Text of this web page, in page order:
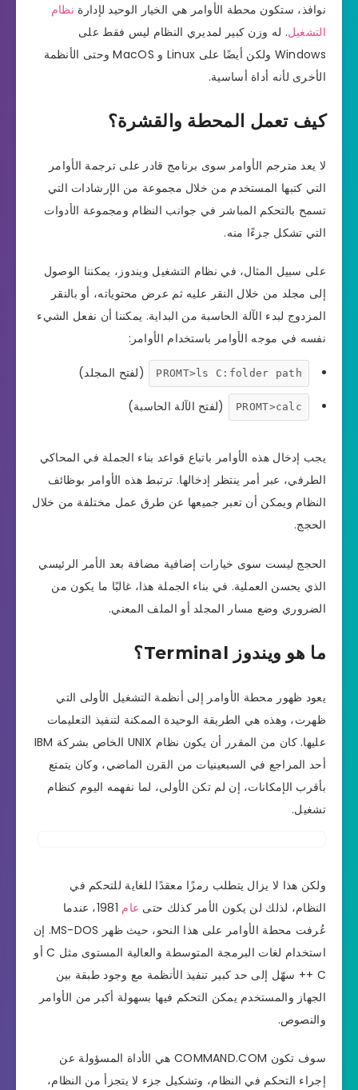
نوافذ، ستكون محطة الأوامر هي الخيار الوحيد لإدارة نظام
التشغيل. له وزن كبير لمديري النظام ليس فقط على
Windows ولكن أيضًا على Linux و MacOS وحتى الأنظمة
الأخرى لأنه أداة أساسية.
كيف تعمل المحطة والقشرة؟
لا يعد مترجم الأوامر سوى برنامج قادر على ترجمة الأوامر
التي كتبها المستخدم من خلال مجموعة من الإرشادات التي
تسمح بالتحكم المباشر في جوانب النظام ومجموعة الأدوات
التي تشكل جزءًا منه.
على سبيل المثال، في نظام التشغيل ويندوز، يمكننا الوصول
إلى مجلد من خلال النقر عليه ثم عرض محتوياته، أو بالنقر
المزدوج لبدء الآلة الحاسبة من البداية. يمكننا أن نفعل الشيء
نفسه في موجه الأوامر باستخدام الأوامر:
PROMT>ls C:folder path (لفتح المجلد)
PROMT>calc (لفتح الآلة الحاسبة)
يجب إدخال هذه الأوامر باتباع قواعد بناء الجملة في المحاكي
الطرفي، عبر أمر ينتظر إدخالها. ترتبط هذه الأوامر بوظائف
النظام ويمكن أن تعبر جميعها عن طرق عمل مختلفة من خلال
الحجج.
الحجج ليست سوى خيارات إضافية مضافة بعد الأمر الرئيسي
الذي يحسن العملية. في بناء الجملة هذا، غالبًا ما يكون من
الضروري وضع مسار المجلد أو الملف المعني.
ما هو ويندوز Terminal؟
يعود ظهور محطة الأوامر إلى أنظمة التشغيل الأولى التي
ظهرت، وهذه هي الطريقة الوحيدة الممكنة لتنفيذ التعليمات
عليها. كان من المقرر أن يكون نظام UNIX الخاص بشركة IBM
أحد المراجع في السبعينيات من القرن الماضي، وكان يتمتع
بأقرب الإمكانات، إن لم تكن الأولى، لما نفهمه اليوم كنظام
تشغيل.
ولكن هذا لا يزال يتطلب رمزًا معقدًا للغاية للتحكم في
النظام، لذلك لن يكون الأمر كذلك حتى عام
1981، عندما
عُرفت محطة الأوامر على هذا النحو، حيث ظهر MS-DOS. إن
استخدام لغات البرمجة المتوسطة والعالية المستوى مثل C أو
C ++ سهّل إلى حد كبير تنفيذ الأنظمة مع وجود طبقة بين
الجهاز والمستخدم يمكن التحكم فيها بسهولة أكبر من الأوامر
والنصوص.
سوف تكون COMMAND.COM هي الأداة المسؤولة عن
إجراء التحكم في النظام، وتشكيل جزء لا يتجزأ من النظام،